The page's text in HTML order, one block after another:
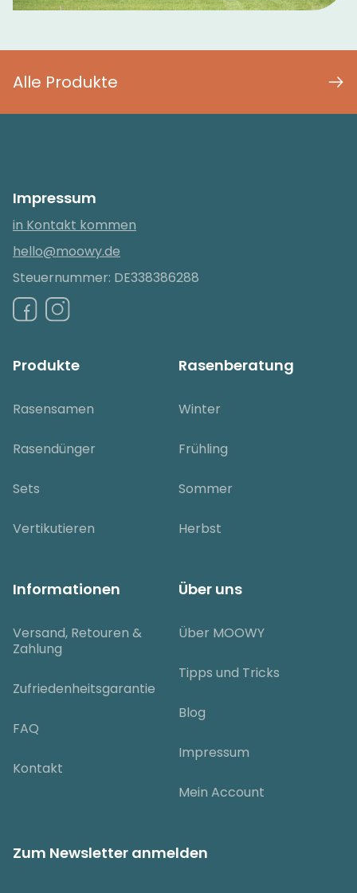
Alle Produkte
Impressum
in Kontakt kommen
hello@moowy.de
Steuernummer: DE338386288
Produkte
Rasensamen
Rasendünger
Sets
Vertikutieren
Rasenberatung
Winter
Frühling
Sommer
Herbst
Informationen
Versand, Retouren &
Zahlung
Zufriedenheitsgarantie
FAQ
Kontakt
Über uns
Über MOOWY
Tipps und Tricks
Blog
Impressum
Mein Account
Zum Newsletter anmelden